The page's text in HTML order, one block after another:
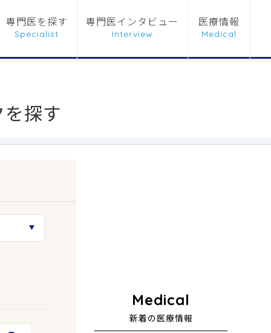
専門医を探す 専門医インタビュー 医療情報
探す
新着の医療情報